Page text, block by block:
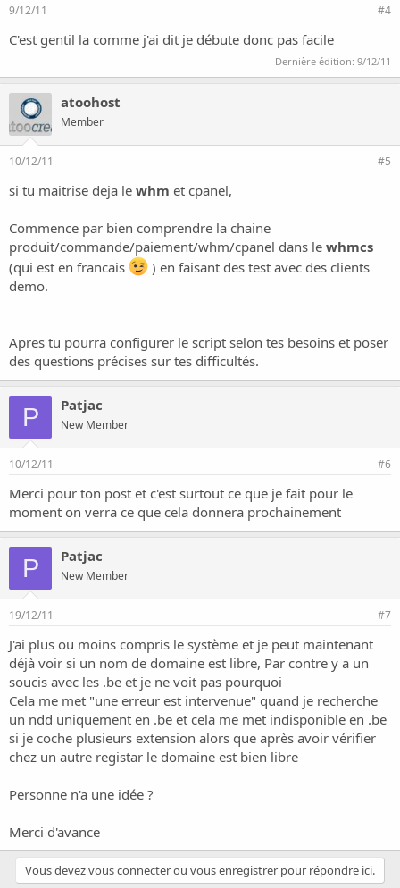
9/12/11 #4
C'est gentil la comme j'ai dit je débute donc pas facile
Dernière édition: 9/12/11
atoohost
Member
10/12/11 #5
si tu maitrise deja le whm et cpanel,
Commence par bien comprendre la chaine
produit/commande/paiement/whm/cpanel dans le whmcs
(qui est en francais
) en faisant des test avec des clients
demo.
Apres tu pourra configurer le script selon tes besoins et poser
des questions précises sur tes difficultés.
P Patjac
New Member
10/12/11 #6
Merci pour ton post et c'est surtout ce que je fait pour le
moment on verra ce que cela donnera prochainement
P Patjac
New Member
19/12/11 #7
J'ai plus ou moins compris le système et je peut maintenant
déjà voir si un nom de domaine est libre, Par contre y a un
soucis avec les .be et je ne voit pas pourquoi
Cela me met "une erreur est intervenue" quand je recherche
un ndd uniquement en .be et cela me met indisponible en .be
si je coche plusieurs extension alors que après avoir vérifier
chez un autre registar le domaine est bien libre
Personne n'a une idée ?
Merci d'avance
Vous devez vous connecter ou vous enregistrer pour répondre ici.